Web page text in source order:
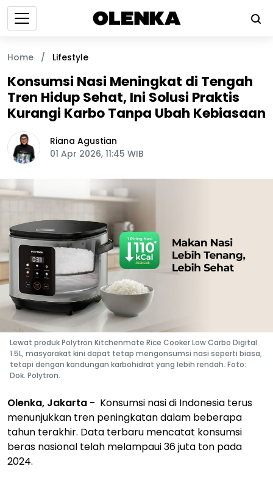
Home / Lifestyle
Konsumsi Nasi Meningkat di Tengah
Tren Hidup Sehat, Ini Solusi Praktis
Kurangi Karbo Tanpa Ubah Kebiasaan
Riana Agustian
01 Apr 2026, 11:45 WIB
Lewat produk Polytron Kitchenmate Rice Cooker Low Carbo Digital
1.5L, masyarakat kini dapat tetap mengonsumsi nasi seperti biasa,
tetapi dengan kandungan karbohidrat yang lebih rendah. Foto:
Dok. Polytron.
Olenka, Jakarta - Konsumsi nasi di Indonesia terus
menunjukkan tren peningkatan dalam beberapa
tahun terakhir. Data terbaru mencatat konsumsi
beras nasional telah melampaui 36 juta ton pada
2024.